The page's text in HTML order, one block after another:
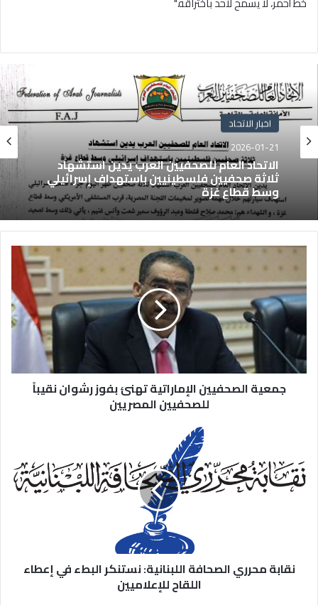
اخبار الاتحاد
2026-01-21
الاتحاد العام للصحفيين العرب يدين استشهاد
ثلاثة صحفيين فلسطينيين باستهداف إسرائيلي
وسط قطاع غزة
جمعية الصحفيين الإماراتية تهنئ بفوز رشوان نقيباً
للصحفيين المصريين
نقابة محرري الصحافة اللبنانية: نستنكر البطء في إعطاء
اللقاح للإعلاميين